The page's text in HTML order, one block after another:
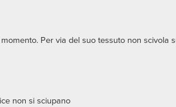
Per via del suo tessuto non scivola
non si sciupano